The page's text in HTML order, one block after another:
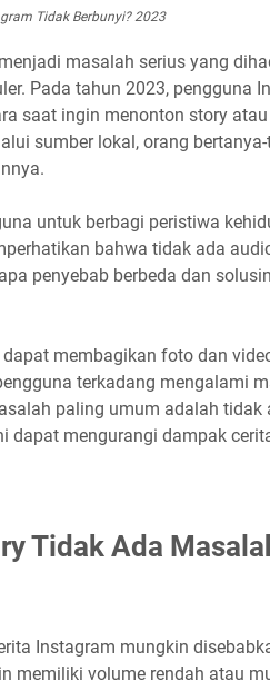
Tidak Berbunyi? 2023
masalah serius yang
Pada tahun 2023, pengguna
saat ingin menonton story atau
sumber lokal, orang
untuk berbagi peristiwa
bahwa tidak ada
penyebab berbeda dan
membagikan foto dan
terkadang mengalami
paling umum adalah tidak
dapat mengurangi dampak
Tidak Ada
Instagram mungkin
memiliki volume rendah atau